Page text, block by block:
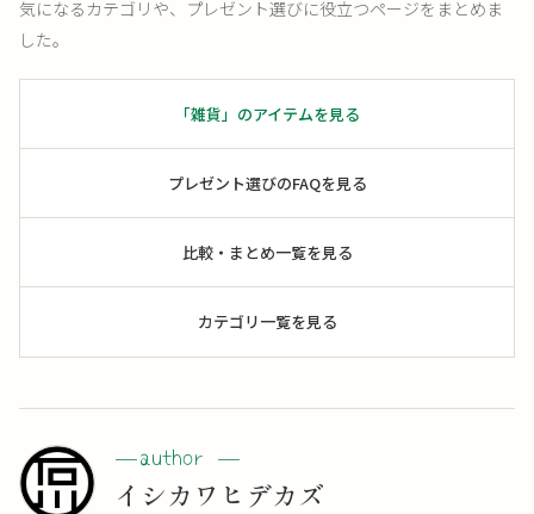
気になるカテゴリや、プレゼント選びに役立つページをまとめま
した。
「雑貨」のアイテムを見る
プレゼント選びのFAQを見る
比較・まとめ一覧を見る
カテゴリ一覧を見る
イシカワヒデカズ